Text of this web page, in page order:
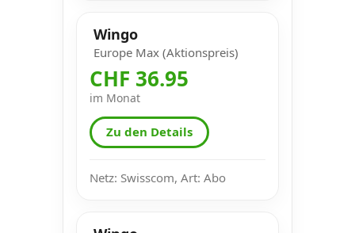
Wingo
Europe Max (Aktionspreis)
CHF 36.95
im Monat
Zu den Details
Netz: Swisscom, Art: Abo